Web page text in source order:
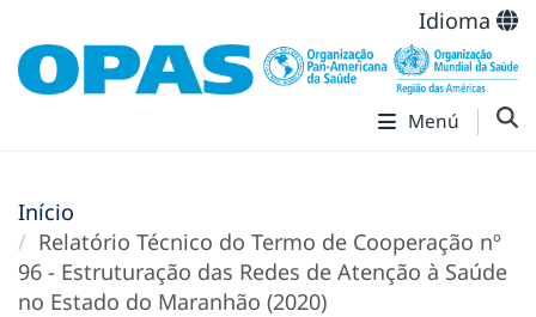
Idioma
Menú
Início
Relatório Técnico do Termo de Cooperação nº
96 - Estruturação das Redes de Atenção à Saúde
no Estado do Maranhão (2020)